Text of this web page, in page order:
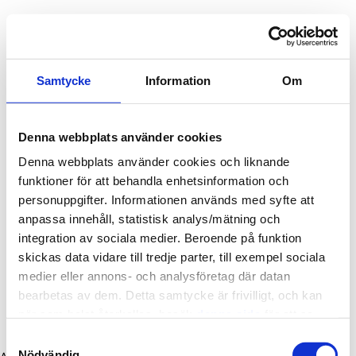
Samtycke Information Om
Denna webbplats använder cookies
Denna webbplats använder cookies och liknande
funktioner för att behandla enhetsinformation och
personuppgifter. Informationen används med syfte att
anpassa innehåll, statistisk analys/mätning och
integration av sociala medier. Beroende på funktion
skickas data vidare till tredje parter, till exempel sociala
medier eller annons- och analysföretag där datan
bearbetas av dem. Detta samtycke är frivilligt, och kan
Kontakta oss